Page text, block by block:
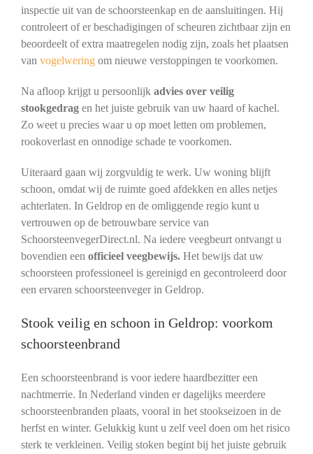
inspectie uit van de schoorsteenkap en de aansluitingen. Hij
controleert of er beschadigingen of scheuren zichtbaar zijn en
beoordeelt of extra maatregelen nodig zijn, zoals het plaatsen
van vogelweringom nieuwe verstoppingen te voorkomen.
Na afloop krijgt u persoonlijk advies over veilig
stookgedragen het juiste gebruik van uw haard of kachel.
Zo weet u precies waar u op moet letten om problemen,
rookoverlast en onnodige schade te voorkomen.
Uiteraard gaan wij zorgvuldig te werk. Uw woning blijft
schoon, omdat wij de ruimte goed afdekken en alles netjes
achterlaten. In Geldrop en de omliggende regio kunt u
vertrouwen op de betrouwbare service van
SchoorsteenvegerDirect.nl. Na iedere veegbeurt ontvangt u
bovendien een officieel veegbewijs. Het bewijs dat uw
schoorsteen professioneel is gereinigd en gecontroleerd door
een ervaren schoorsteenveger in Geldrop.
Stook veilig en schoon in Geldrop: voorkom
schoorsteenbrand
Een schoorsteenbrand is voor iedere haardbezitter een
nachtmerrie. In Nederland vinden er dagelijks meerdere
schoorsteenbranden plaats, vooral in het stookseizoen in de
herfst en winter. Gelukkig kunt u zelf veel doen om het risico
sterk te verkleinen. Veilig stoken begint bij het juiste gebruik